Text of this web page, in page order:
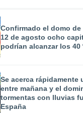
Confirmado el domo
12 de agosto ocho
podrían alcanzar los 40
Se acerca rápidamente
entre mañana y el
tormentas con lluvias
España